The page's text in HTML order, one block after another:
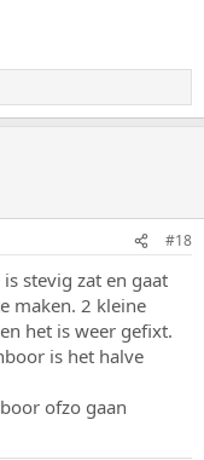
#18
stevig zat en gaat
maken. 2 kleine
het is weer gefixt.
is het halve
ofzo gaan